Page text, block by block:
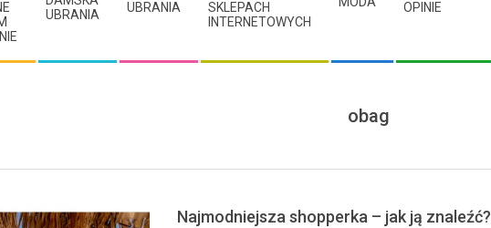
UBRANIA
UBRANIA
SKLEPACH
INTERNETOWYCH
OPINIE
obag
Najmodniejsza shopperka – jak ją znaleźć?